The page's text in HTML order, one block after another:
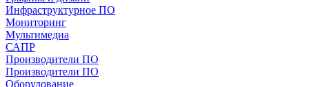
Инфраструктурное ПО
Мониторинг
Мультимедиа
САПР
Производители ПО
Производители ПО
Оборудование